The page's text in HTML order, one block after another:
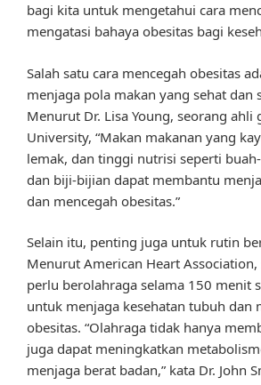
bagi kita untuk mengetahui cara
mengatasi bahaya obesitas bagi
Salah satu cara mencegah obesitas
menjaga pola makan yang sehat dan
Menurut Dr. Lisa Young, seorang ahli
University, “Makan makanan yang
lemak, dan tinggi nutrisi seperti
dan biji-bijian dapat membantu
dan mencegah obesitas.”
Selain itu, penting juga untuk rutin
Menurut American Heart
perlu berolahraga selama 150 menit
untuk menjaga kesehatan tubuh dan
obesitas. “Olahraga tidak hanya
juga dapat meningkatkan
menjaga berat badan,” kata Dr. John